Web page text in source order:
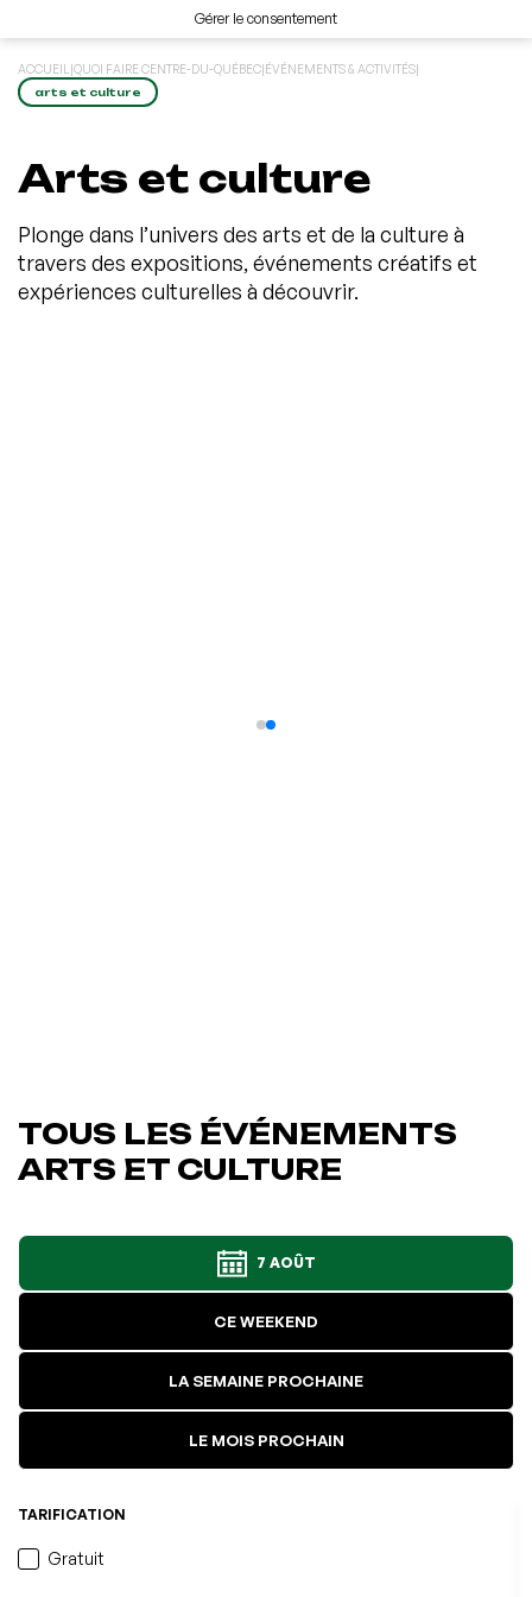
Gérer le consentement
ACCUEIL |QUOI FAIRE CENTRE-DU-QUÉBEC|ÉVÉNEMENTS & ACTIVITÉS|
arts et culture
Arts et culture
Plonge dans l’univers des arts et de la culture à
travers des expositions, événements créatifs et
expériences culturelles à découvrir.
TOUS LES ÉVÉNEMENTS
ARTS ET CULTURE
7 AOÛT
CE WEEKEND
LA SEMAINE PROCHAINE
LE MOIS PROCHAIN
TARIFICATION
Gratuit